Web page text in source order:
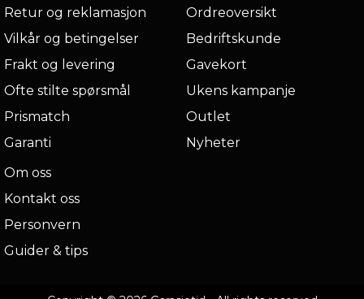
Retur og reklamasjon
Vilkår og betingelser
Frakt og levering
Ofte stilte spørsmål
Prismatch
Garanti
Ordreoversikt
Bedriftskunde
Gavekort
Ukens kampanje
Outlet
Nyheter
Om oss
Kontakt oss
Personvern
Guider & tips